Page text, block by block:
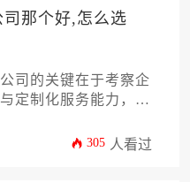
那个好,怎么选
司的关键在于考察企
定制化服务能力，建
避免陷入低价陷阱或
305 人看过